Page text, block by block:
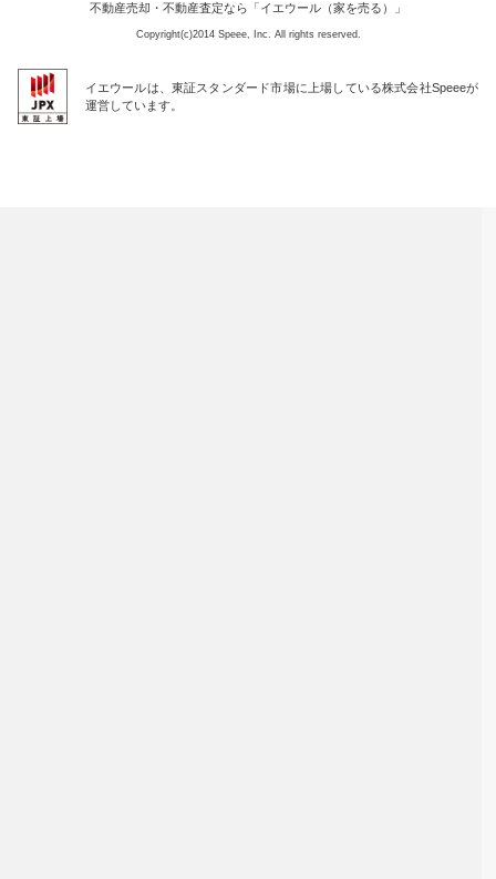
不動産売却・不動産査定なら「イエウール（家を売る）」
Copyright(c)2014 Speee, Inc. All rights reserved.
イエウールは、東証スタンダード市場に上場している株式会社Speeeが
運営しています。